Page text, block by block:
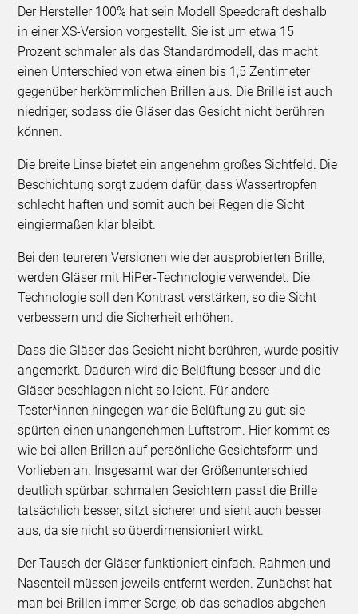
Der Hersteller 100% hat sein Modell Speedcraft deshalb
in einer XS-Version vorgestellt. Sie ist um etwa 15
Prozent schmaler als das Standardmodell, das macht
einen Unterschied von etwa einen bis 1,5 Zentimeter
gegenüber herkömmlichen Brillen aus. Die Brille ist auch
niedriger, sodass die Gläser das Gesicht nicht berühren
können.
Die breite Linse bietet ein angenehm großes Sichtfeld. Die
Beschichtung sorgt zudem dafür, dass Wassertropfen
schlecht haften und somit auch bei Regen die Sicht
eingiermaßen klar bleibt.
Bei den teureren Versionen wie der ausprobierten Brille,
werden Gläser mit HiPer-Technologie verwendet. Die
Technologie soll den Kontrast verstärken, so die Sicht
verbessern und die Sicherheit erhöhen.
Dass die Gläser das Gesicht nicht berühren, wurde positiv
angemerkt. Dadurch wird die Belüftung besser und die
Gläser beschlagen nicht so leicht. Für andere
Tester*innen hingegen war die Belüftung zu gut: sie
spürten einen unangenehmen Luftstrom. Hier kommt es
wie bei allen Brillen auf persönliche Gesichtsform und
Vorlieben an. Insgesamt war der Größenunterschied
deutlich spürbar, schmalen Gesichtern passt die Brille
tatsächlich besser, sitzt sicherer und sieht auch besser
aus, da sie nicht so überdimensioniert wirkt.
Der Tausch der Gläser funktioniert einfach. Rahmen und
Nasenteil müssen jeweils entfernt werden. Zunächst hat
man bei Brillen immer Sorge, ob das schadlos abgehen